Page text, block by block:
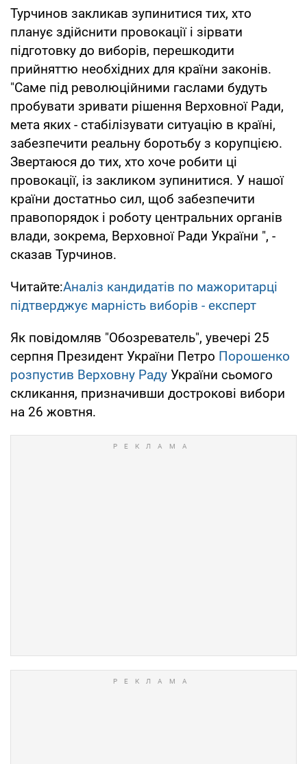
Турчинов закликав зупинитися тих, хто
планує здійснити провокації і зірвати
підготовку до виборів, перешкодити
прийняттю необхідних для країни законів.
"Саме під революційними гаслами будуть
пробувати зривати рішення Верховної Ради,
мета яких - стабілізувати ситуацію в країні,
забезпечити реальну боротьбу з корупцією.
Звертаюся до тих, хто хоче робити ці
провокації, із закликом зупинитися. У нашої
країни достатньо сил, щоб забезпечити
правопорядок і роботу центральних органів
влади, зокрема, Верховної Ради України ", -
сказав Турчинов.
Читайте:Аналіз кандидатів по мажоритарці
підтверджує марність виборів - експерт
Як повідомляв "Обозреватель", увечері 25
серпня Президент України Петро Порошенко
розпустив Верховну Раду України сьомого
скликання, призначивши дострокові вибори
на 26 жовтня.